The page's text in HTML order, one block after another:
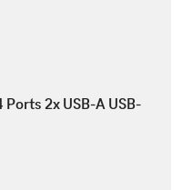
2x USB-A USB-